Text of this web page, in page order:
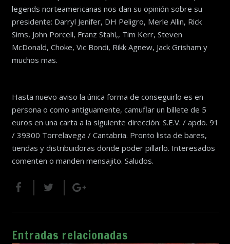
legends norteamericanas nos dan su opinión sobre su
presidente: Darryl Jenifer, DH Peligro, Merle Allin, Rick
Sims, John Porcell, Franz Stahl,, Tim Kerr, Steven
McDonald, Choke, Vic Bondi, Rikk Agnew, Jack Grisham y
muchos mas.
Hasta nuevo aviso la única forma de conseguirlo es en
persona o como antiguamente, camuflar un billete de 5
euros en una carta a la siguiente dirección: S.E.V. / apdo. 91
/ 39300 Torrelavega / Cantabria. Pronto lista de bares,
tiendas y distribuidoras donde poder pillarlo. Interesados
comenten o manden mensajito. Saludos.
Entradas relacionadas